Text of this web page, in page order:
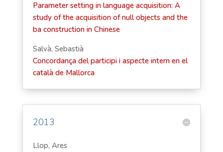
Parameter setting in language acquisition: A
study of the acquisition of null objects and the
ba construction in Chinese
Salvà, Sebastià
Concordança del participi i aspecte intern en el
català de Mallorca
2013
Llop, Ares